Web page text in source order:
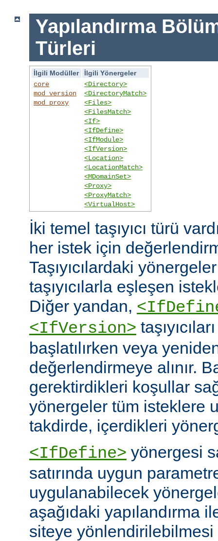
Yapılandırma
Türleri
İlgili Modüller
İlgili Yönergeler
core
mod_version
mod_proxy
<Directory>
<DirectoryMatch>
<Files>
<FilesMatch>
<If>
<IfDefine>
<IfModule>
<IfVersion>
<Location>
<LocationMatch>
<MDomainSet>
<Proxy>
<ProxyMatch>
<VirtualHost>
İki temel taşıyıcı türü
her istek için
Taşıyıcılardaki
taşıyıcılarla eşleşen
Diğer yandan,
<IfVersion>
başlatılırken veya
değerlendirmeye alınır.
gerektirdikleri koşullar
yönergeler tüm isteklere
takdirde, içerdikleri
<IfDefine> yönergesi
satırında uygun
uygulanabilecek
aşağıdaki yapılandırma
siteye